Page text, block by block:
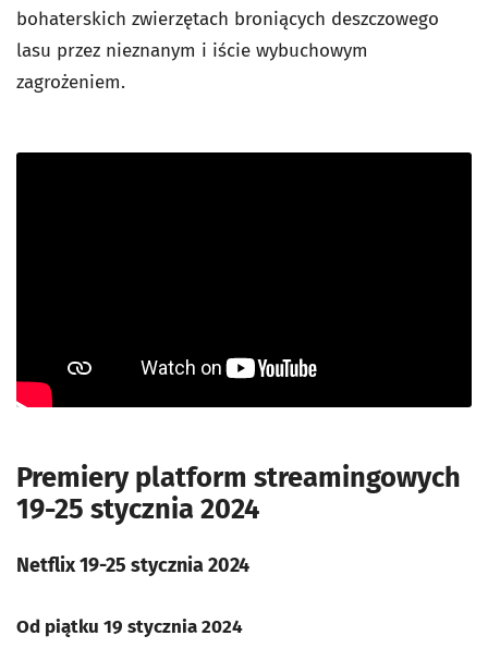
bohaterskich zwierzętach broniących deszczowego
lasu przez nieznanym i iście wybuchowym
zagrożeniem.
Premiery platform streamingowych
19-25 stycznia 2024
Netflix 19-25 stycznia 2024
Od piątku 19 stycznia 2024